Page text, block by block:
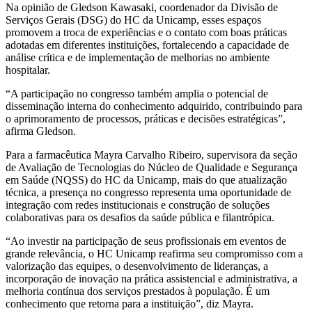
Na opinião de Gledson Kawasaki, coordenador da Divisão de
Serviços Gerais (DSG) do HC da Unicamp, esses espaços
promovem a troca de experiências e o contato com boas práticas
adotadas em diferentes instituições, fortalecendo a capacidade de
análise crítica e de implementação de melhorias no ambiente
hospitalar.
“A participação no congresso também amplia o potencial de
disseminação interna do conhecimento adquirido, contribuindo para
o aprimoramento de processos, práticas e decisões estratégicas”,
afirma Gledson.
Para a farmacêutica Mayra Carvalho Ribeiro, supervisora da seção
de Avaliação de Tecnologias do Núcleo de Qualidade e Segurança
em Saúde (NQSS) do HC da Unicamp, mais do que atualização
técnica, a presença no congresso representa uma oportunidade de
integração com redes institucionais e construção de soluções
colaborativas para os desafios da saúde pública e filantrópica.
“Ao investir na participação de seus profissionais em eventos de
grande relevância, o HC Unicamp reafirma seu compromisso com a
valorização das equipes, o desenvolvimento de lideranças, a
incorporação de inovação na prática assistencial e administrativa, a
melhoria contínua dos serviços prestados à população. É um
conhecimento que retorna para a instituição”, diz Mayra.